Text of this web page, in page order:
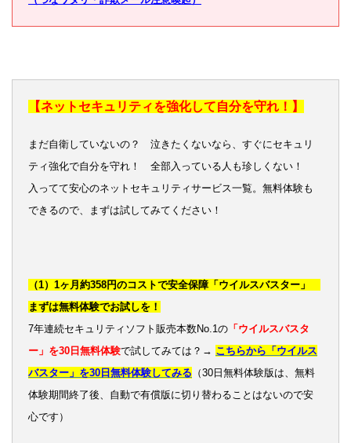
【ネットセキュリティを強化して自分を守れ！】
まだ自衛していないの？ 泣きたくないなら、すぐにセキュリ
ティ強化で自分を守れ！ 全部入っている人も珍しくない！
入ってて安心のネットセキュリティサービス一覧。無料体験も
できるので、まずは試してみてください！
（1）1ヶ月約358円のコストで安全保障「ウイルスバスター」
まずは無料体験でお試しを！
7年連続セキュリティソフト販売本数No.1の 「ウイルスバスタ
ー」を30日無料体験で試してみては？→ こちらから「ウイルス
バスター」を30日無料体験してみる （30日無料体験版は、無料
体験期間終了後、自動で有償版に切り替わることはないので安
心です）